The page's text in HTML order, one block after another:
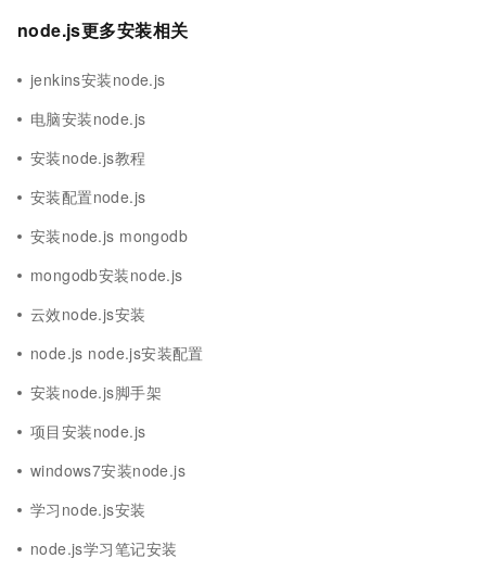
node.js更多安装相关
jenkins安装node.js
电脑安装node.js
安装node.js教程
安装配置node.js
安装node.js mongodb
mongodb安装node.js
云效node.js安装
node.js node.js安装配置
安装node.js脚手架
项目安装node.js
windows7安装node.js
学习node.js安装
node.js学习笔记安装